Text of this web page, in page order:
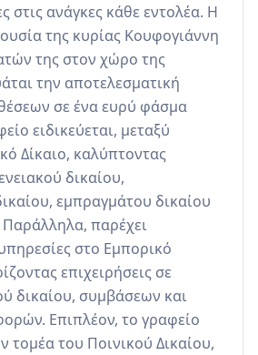
στις ανάγκες κάθε εντολέα. Η
της κυρίας Κουφογιάννη
της στον χώρο της
την αποτελεσματική
σε ένα ευρύ φάσμα
ειδικεύεται, μεταξύ
Δίκαιο, καλύπτοντας
δικαίου,
εμπραγμάτου δικαίου
παρέχει
στο Εμπορικό
επιχειρήσεις σε
δικαίου, συμβάσεων και
Επιπλέον, το γραφείο
τομέα του Ποινικού Δικαίου,